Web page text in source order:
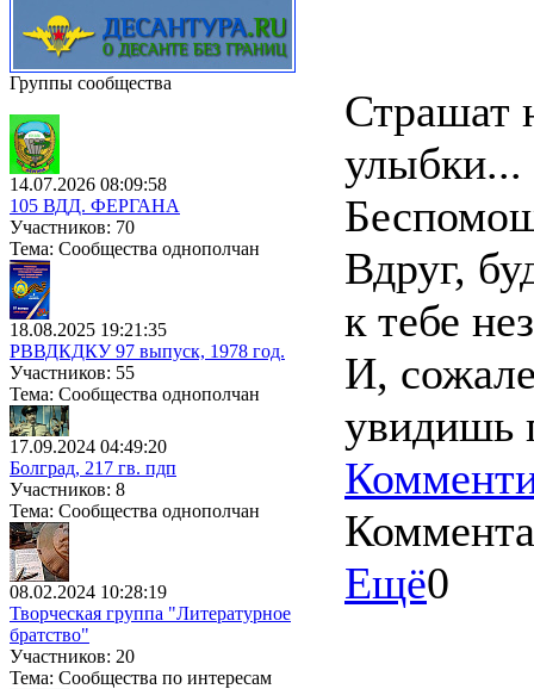
Группы сообщества
14.07.2026 08:09:58
105 ВДД. ФЕРГАНА
Участников: 70
Тема: Сообщества однополчан
18.08.2025 19:21:35
РВВДКДКУ 97 выпуск, 1978 год.
Участников: 55
Тема: Сообщества однополчан
17.09.2024 04:49:20
Болград, 217 гв. пдп
Участников: 8
Тема: Сообщества однополчан
08.02.2024 10:28:19
Творческая группа "Литературное
братство"
Участников: 20
Тема: Сообщества по интересам
Страшат
улыбки...
Вдруг,
к тебе
И,
увидишь
Ещё0